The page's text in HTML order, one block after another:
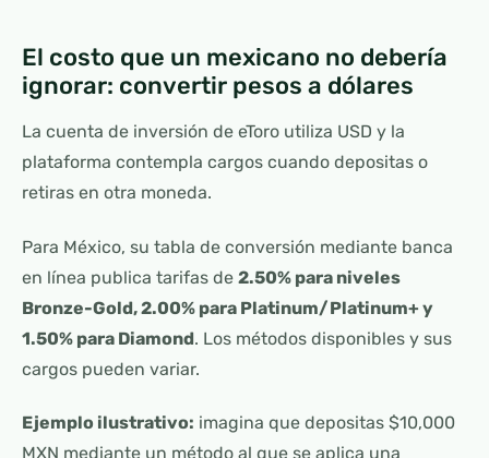
El costo que un mexicano no debería
ignorar: convertir pesos a dólares
La cuenta de inversión de eToro utiliza USD y la
plataforma contempla cargos cuando depositas o
retiras en otra moneda.
Para México, su tabla de conversión mediante banca
en línea publica tarifas de 2.50% para niveles
Bronze-Gold, 2.00% para Platinum/Platinum+ y
1.50% para Diamond. Los métodos disponibles y sus
cargos pueden variar.
Ejemplo ilustrativo: imagina que depositas $10,000
MXN mediante un método al que se aplica una